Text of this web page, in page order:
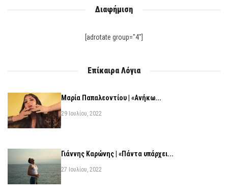
Διαφήμιση
[adrotate group="4"]
Επίκαιρα Λόγια
Μαρία Παπαλεοντίου | «Ανήκω...
29 Ιουλίου, 2022
Γιάννης Καρώνης | «Πάντα υπάρχει...
27 Ιουλίου, 2022